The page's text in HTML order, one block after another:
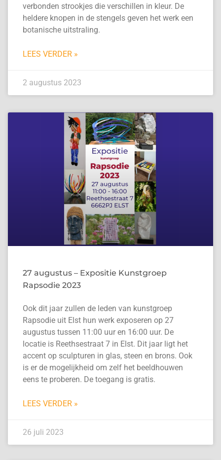
verbonden strookjes die verschillen in kleur. De
heldere knopen in de stengels geven het werk een
botanische uitstraling.
LEES VERDER »
2 augustus 2023
27 augustus – Expositie Kunstgroep
Rapsodie 2023
Ook dit jaar zullen de leden van kunstgroep
Rapsodie uit Elst hun werk exposeren op 27
augustus tussen 11:00 uur en 16:00 uur. De
locatie is Reethsestraat 7 in Elst. Dit jaar ligt het
accent op sculpturen in glas, steen en brons. Ook
is er de mogelijkheid om zelf het beeldhouwen
eens te proberen. De toegang is gratis.
LEES VERDER »
26 juli 2023